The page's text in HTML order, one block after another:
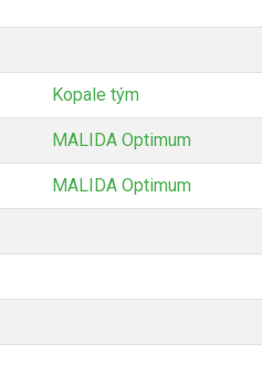
Kopale tým
MALIDA Optimum
MALIDA Optimum